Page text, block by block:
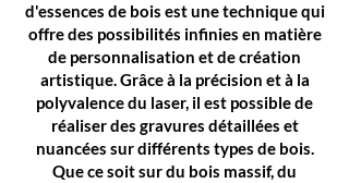
d'essences de bois est une technique qui
offre des possibilités infinies en matière
de personnalisation et de création
artistique. Grâce à la précision et à la
polyvalence du laser, il est possible de
réaliser des gravures détaillées et
nuancées sur différents types de bois.
Que ce soit sur du bois massif, du